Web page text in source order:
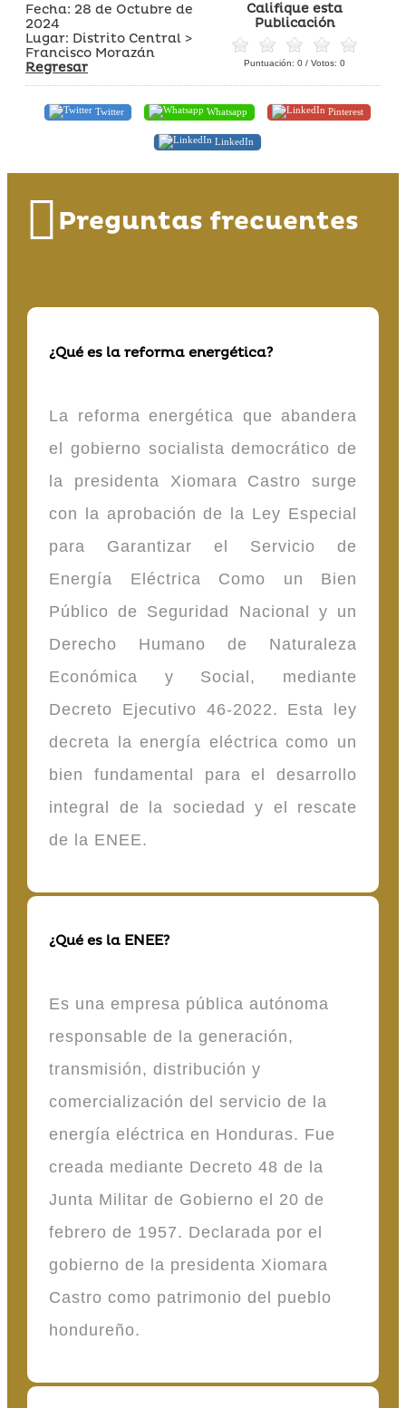
Fecha: 28 de Octubre de
2024
Lugar: Distrito Central >
Francisco Morazán
Regresar
Califique esta
Publicación
Puntuación: 0 / Votos: 0
Twitter Whatsapp Pinterest
LinkedIn
Preguntas frecuentes
¿Qué es la reforma energética?
La reforma energética que abandera
el gobierno socialista democrático de
la presidenta Xiomara Castro surge
con la aprobación de la Ley Especial
para Garantizar el Servicio de
Energía Eléctrica Como un Bien
Público de Seguridad Nacional y un
Derecho Humano de Naturaleza
Económica y Social, mediante
Decreto Ejecutivo 46-2022. Esta ley
decreta la energía eléctrica como un
bien fundamental para el desarrollo
integral de la sociedad y el rescate
de la ENEE.
¿Qué es la ENEE?
Es una empresa pública autónoma
responsable de la generación,
transmisión, distribución y
comercialización del servicio de la
energía eléctrica en Honduras. Fue
creada mediante Decreto 48 de la
Junta Militar de Gobierno el 20 de
febrero de 1957. Declarada por el
gobierno de la presidenta Xiomara
Castro como patrimonio del pueblo
hondureño.